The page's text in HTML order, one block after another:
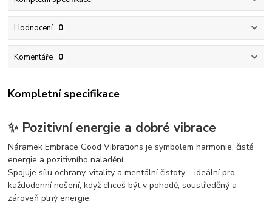
Hodnocení 0
Komentáře 0
Kompletní specifikace
✨ Pozitivní energie a dobré vibrace
Náramek Embrace Good Vibrations je symbolem harmonie, čisté
energie a pozitivního naladění.
Spojuje sílu ochrany, vitality a mentální čistoty – ideální pro
každodenní nošení, když chceš být v pohodě, soustředěný a
zároveň plný energie.